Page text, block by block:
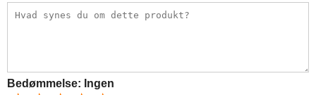
Bedømmelse: Ingen